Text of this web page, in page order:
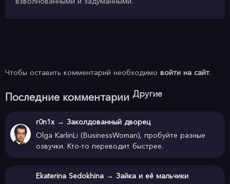
Чтобы оставить комментарий необходимо войти на сайт.
Последние комментарии Другие
r0n1x → Заколдованный дворец
Olga KarlinLi (BusinessWoman), пробуйте разные
озвучки. Кто-то переводит быстрее.
Ekaterina Sedokhina → Зайка и её мальчики